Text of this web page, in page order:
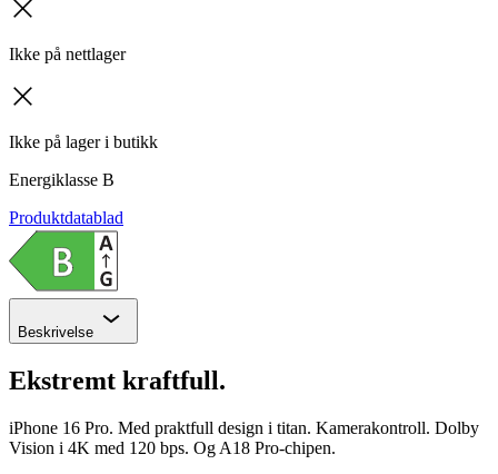
Ikke på nettlager
Ikke på lager i butikk
Energiklasse B
Produktdatablad
Beskrivelse
Ekstremt kraftfull.
iPhone 16 Pro. Med praktfull design i titan. Kamerakontroll. Dolby
Vision i 4K med 120 bps. Og A18 Pro-chipen.